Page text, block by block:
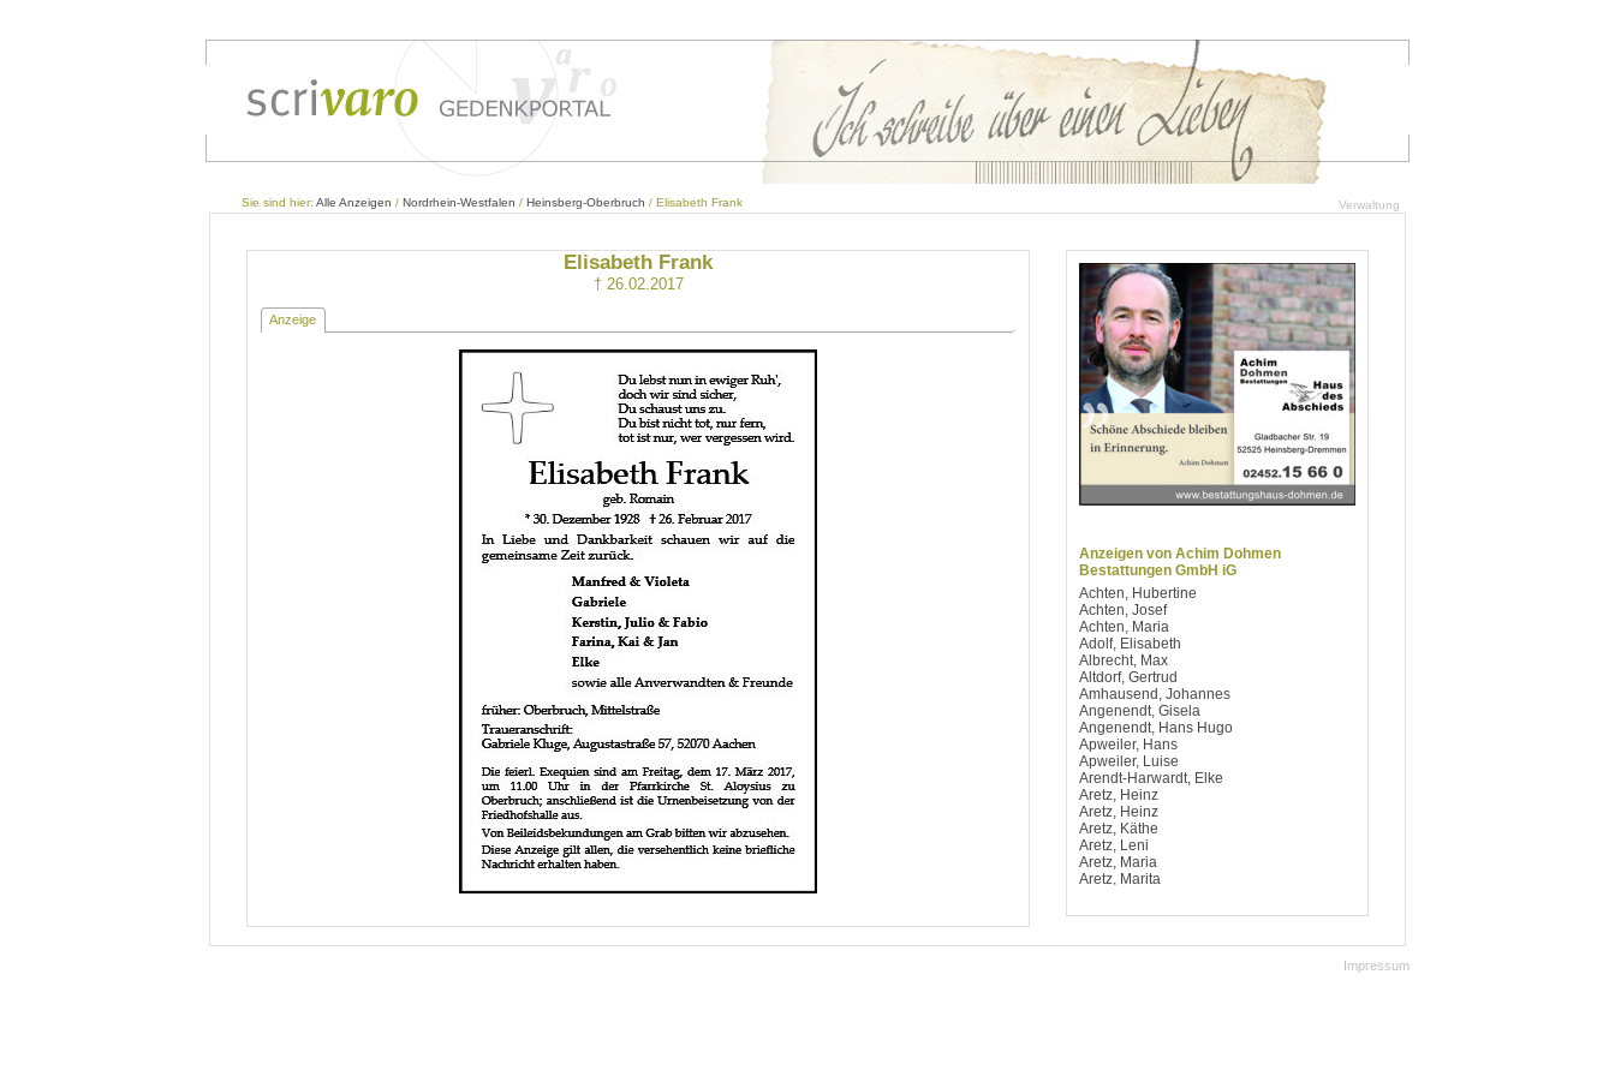
Verwaltung
Sie sind hier: Alle Anzeigen / Nordrhein-Westfalen / Heinsberg-Oberbruch / Elisabeth Frank
Elisabeth Frank
† 26.02.2017
Anzeige
Anzeigen von Achim Dohmen
Bestattungen GmbH iG
Achten, Hubertine
Achten, Josef
Achten, Maria
Adolf, Elisabeth
Albrecht, Max
Altdorf, Gertrud
Amhausend, Johannes
Angenendt, Gisela
Angenendt, Hans Hugo
Apweiler, Hans
Apweiler, Luise
Arendt-Harwardt, Elke
Aretz, Heinz
Aretz, Heinz
Aretz, Käthe
Aretz, Leni
Aretz, Maria
Aretz, Marita
Artelt, Notburga
Aufsfeld, Josef
Impressum